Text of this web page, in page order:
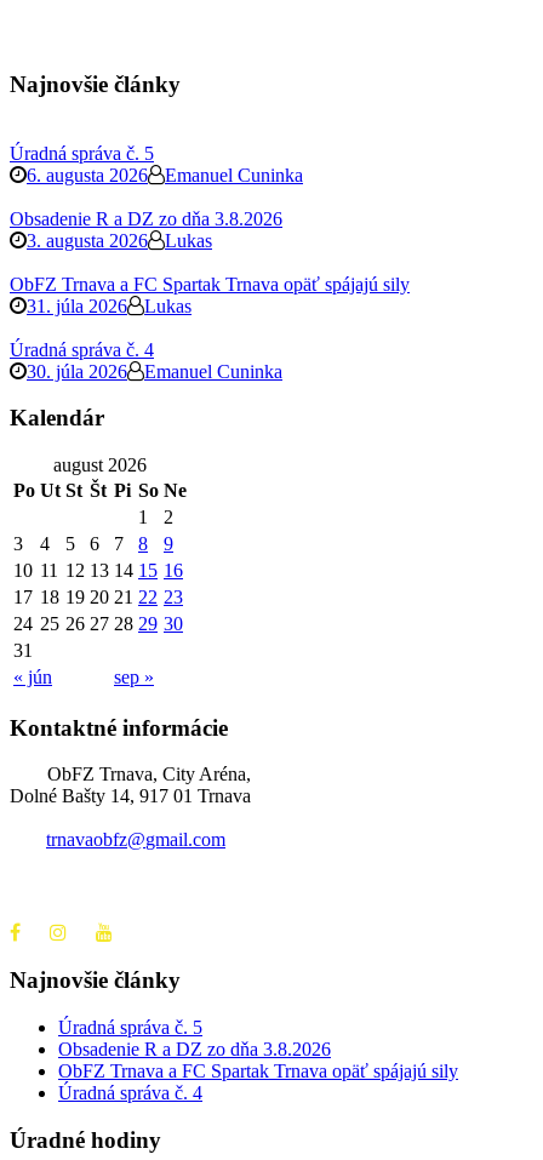
Najnovšie články
Úradná správa č. 5
6. augusta 2026
Emanuel Cuninka
Obsadenie R a DZ zo dňa 3.8.2026
3. augusta 2026
Lukas
ObFZ Trnava a FC Spartak Trnava opäť spájajú sily
31. júla 2026
Lukas
Úradná správa č. 4
30. júla 2026
Emanuel Cuninka
Kalendár
august 2026
Po Ut St Št Pi So Ne
« jún sep »
1
2
3
4 5 6 7 8
9
10 11 12 13 14 15 16
17 18 19 20 21 22 23
24 25 26 27 28 29 30
31
Kontaktné informácie
ObFZ Trnava, City Aréna,
Dolné Bašty 14, 917 01 Trnava
trnavaobfz@gmail.com
Najnovšie články
Úradná správa č. 5
Obsadenie R a DZ zo dňa 3.8.2026
ObFZ Trnava a FC Spartak Trnava opäť spájajú sily
Úradná správa č. 4
Úradné hodiny